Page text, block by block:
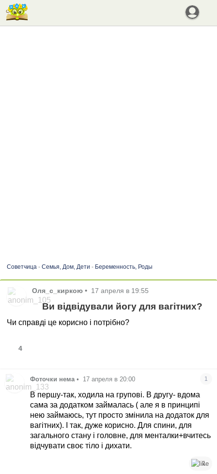
Советчица- Семья, Дом, Дети - Беременность, Роды
Оля_с_киркою • 17 апреля в 19:55
Ви відвідували йогу для вагітних?
Чи справді це корисно і потрібно?
4
Фоточки нема • 17 апреля в 20:00 1
В першу-так, ходила на групові. В другу- вдома
сама за додатком займалась ( але я в принципі
нею займаюсь, тут просто змінила на додаток для
вагітних). І так, дуже корисно. Для спини, для
загального стану і головне, для менталки+вчитесь
відчувати своє тіло і дихати.
1